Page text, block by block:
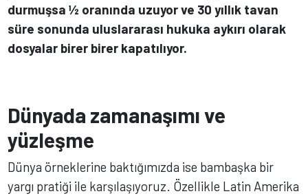
durmuşsa ½ oranında uzuyor ve 30 yıllık tavan
süre sonunda uluslararası hukuka aykırı olarak
dosyalar birer birer kapatılıyor.
Dünyada zamanaşımı ve
yüzleşme
Dünya örneklerine baktığımızda ise bambaşka bir
yargı pratiği ile karşılaşıyoruz. Özellikle Latin Amerika